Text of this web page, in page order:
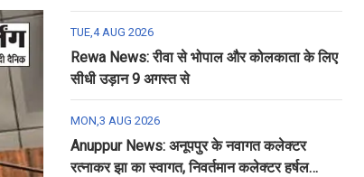
TUE,4 AUG 2026
Rewa News: रीवा से भोपाल और कोलकाता के लिए
सीधी उड़ान 9 अगस्त से
MON,3 AUG 2026
Anuppur News: अनूपपुर के नवागत कलेक्टर
रत्नाकर झा का स्वागत, निवर्तमान कलेक्टर हर्षल